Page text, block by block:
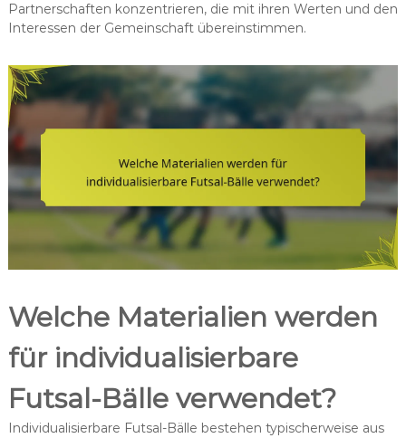
Partnerschaften konzentrieren, die mit ihren Werten und den
Interessen der Gemeinschaft übereinstimmen.
Welche Materialien werden
für individualisierbare
Futsal-Bälle verwendet?
Individualisierbare Futsal-Bälle bestehen typischerweise aus